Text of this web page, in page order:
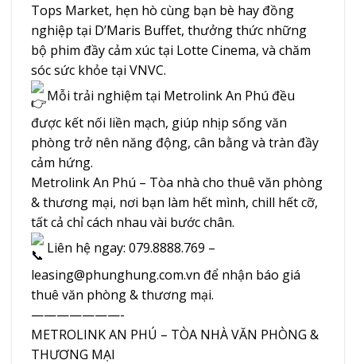
Tops Market, hẹn hò cùng bạn bè hay đồng
nghiệp tại D’Maris Buffet, thưởng thức những
bộ phim đầy cảm xúc tại Lotte Cinema, và chăm
sóc sức khỏe tại VNVC.
Mỗi trải nghiệm tại Metrolink An Phú đều
được kết nối liền mạch, giúp nhịp sống văn
phòng trở nên năng động, cân bằng và tràn đầy
cảm hứng.
Metrolink An Phú – Tòa nhà cho thuê văn phòng
& thương mại, nơi bạn làm hết mình, chill hết cỡ,
tất cả chỉ cách nhau vài bước chân.
Liên hệ ngay: 079.8888.769 –
leasing@phunghung.com.vn để nhận báo giá
thuê văn phòng & thương mại.
———————-
METROLINK AN PHÚ – TÒA NHÀ VĂN PHÒNG &
THƯƠNG MẠI